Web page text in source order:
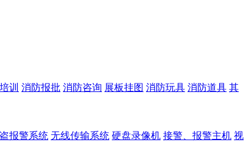
训 消防报批 消防咨询 展板挂图 消防玩具 消防道具 其
报警系统 无线传输系统 硬盘录像机 接警、报警主机 视